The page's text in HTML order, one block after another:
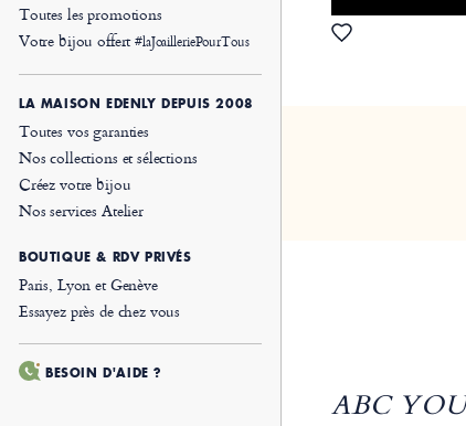
Toutes les promotions
Votre bijou offert#laJoailleriePourTous
LA MAISON EDENLY DEPUIS 2008
Toutes vos garanties
Nos collections et sélections
Créez votre bijou
Nos services Atelier
BOUTIQUE & RDV PRIVÉS
Paris, Lyon et Genève
Essayez près de chez vous
BESOIN D'AIDE ?
ABC